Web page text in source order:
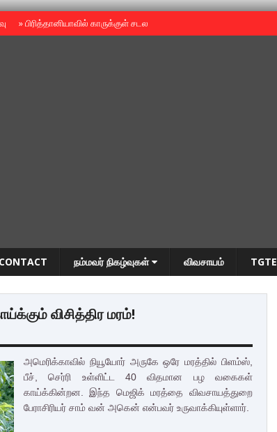
»பிரித்தானியாவில் காருக்குள் சடலம் -தமிழருடையதா ?
CONTACT நம்மவர் நிகழ்வுகள் விவசாயம் TGTE
விசித்திர மரம்!
அமெரிக்காவில் நியூயோர் அருகே ஒரே மரத்தில் பிளம்ஸ்,
பீச், செர்ரி உள்ளிட்ட 40 விதமான பழ வகைகள்
காய்க்கின்றன. இந்த மெஜிக் மரத்தை விவசாயத்துறை
பேராசிரியர் சாம் வன் அகென் என்பவர் உருவாக்கியுள்ளார்.